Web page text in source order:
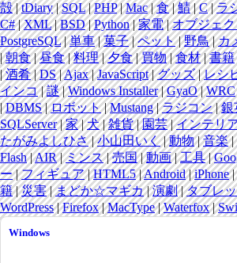
殻|tDiary|SQL|PHP|Mac|食|鯖|C|ラ
C#|XML|BSD|Python|家電|オブジェ
PostgreSQL|単車|菓子|ペット|野鳥|カ
|朝食|昼食|料理|夕食|買物|食材|書籍
|酒肴|DS|Ajax|JavaScript|グッズ|レシ
インコ|謎|Windows Installer|GyaO|WRC
|DBMS|ロボット|Mustang|ラジコン|銀
SQLServer|家|犬|雑貨|園芸|インテリ
たがみよしひさ|小山田いく|動物|音楽|
Flash|AIR|ミンス|売国|動画|工具|
ー|フィギュア|HTML5|Android|iPhone|
籍|災害|まどか☆マギカ|演劇|タブレ
WordPress|Firefox|MacType|Waterfox|
Windows